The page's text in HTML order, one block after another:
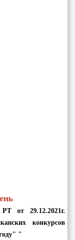
от 29.12.2021г.
конкурсов
"